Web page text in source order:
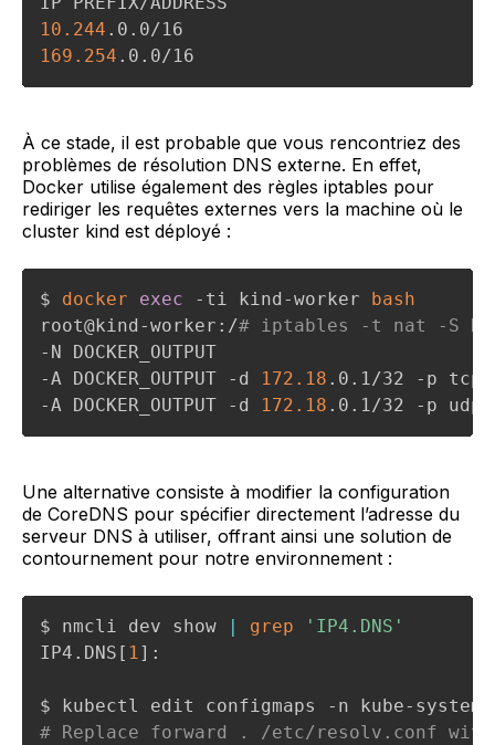
10.244
169.254 .0.0/16
À ce stade, il est probable que vous rencontriez des
problèmes de résolution DNS externe. En effet,
Docker utilise également des règles iptables pour
rediriger les requêtes externes vers la machine où le
cluster kind est déployé :
$ docker exec -ti kind-worker
bash
root@kind-worker:/# iptables -t nat -S
-N DOCKER_OUTPUT
-A DOCKER_OUTPUT -d
172.18 .0.1/32 -p
-A DOCKER_OUTPUT -d
172.18 .0.1/32 -p
Une alternative consiste à modifier la configuration
de CoreDNS pour spécifier directement l’adresse du
serveur DNS à utiliser, offrant ainsi une solution de
contournement pour notre environnement :
$ nmcli dev show grep
'IP4.DNS'
IP4.DNS [ 1] :
# Replace forward . /etc/resolv.conf